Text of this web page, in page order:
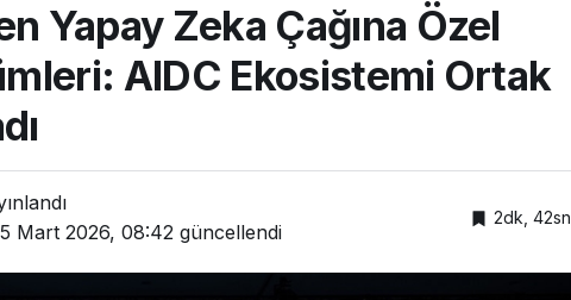
Yapay Zeka Çağına Özel
AIDC Ekosistemi Ortak
5 Mart 2026, 08:42 güncellendi
2dk, 42sn